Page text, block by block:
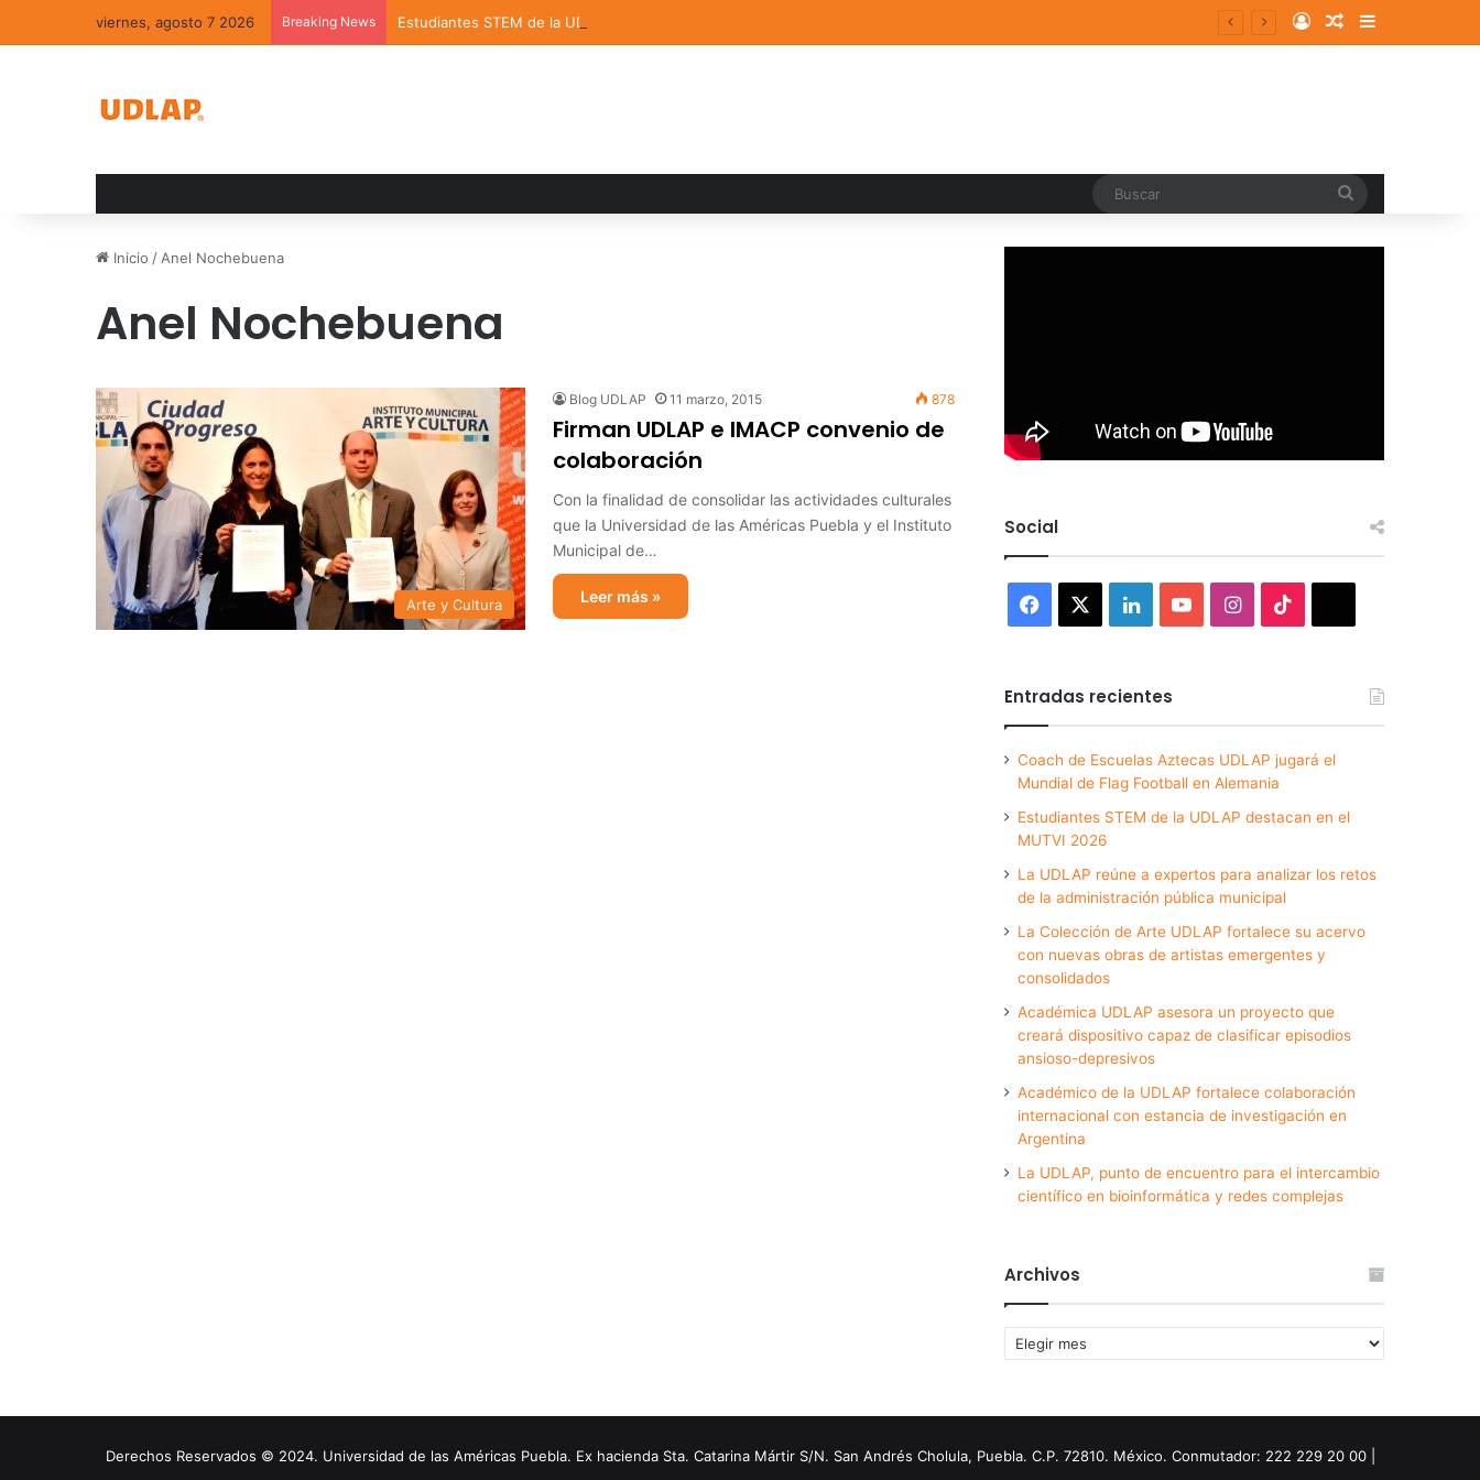
viernes, agosto 7 2026 Breaking News Estudiantes STEM de la UDLAP destacan en el MUTVI 2026 Log InRandom Article
Sidebar
Inicio / Anel Nochebuena
Anel Nochebuena
Arte y Cultura
Blog UDLAP 11 marzo, 2015 878
Firman UDLAP e IMACP convenio de
colaboración
Con la finalidad de consolidar las actividades culturales
que la Universidad de las Américas Puebla y el Instituto
Municipal de…
Leer más »
Social
Facebook LinkedInYouTubeInstagram
Entradas recientes
Coach de Escuelas Aztecas UDLAP jugará el
Mundial de Flag Football en Alemania
Estudiantes STEM de la UDLAP destacan en el
MUTVI 2026
La UDLAP reúne a expertos para analizar los retos
de la administración pública municipal
La Colección de Arte UDLAP fortalece su acervo
con nuevas obras de artistas emergentes y
consolidados
Académica UDLAP asesora un proyecto que
creará dispositivo capaz de clasificar episodios
ansioso-depresivos
Académico de la UDLAP fortalece colaboración
internacional con estancia de investigación en
Argentina
La UDLAP, punto de encuentro para el intercambio
científico en bioinformática y redes complejas
Archivos
Archivos
Derechos Reservados © 2024. Universidad de las Américas Puebla. Ex hacienda Sta. Catarina Mártir S/N. San Andrés Cholula, Puebla. C.P. 72810. México. Conmutador: 222 229 20 00 |